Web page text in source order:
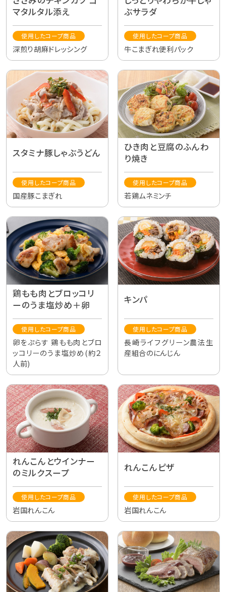
マタルタル添え
使用したコープ商品
深煎り胡麻ドレッシング
ぶサラダ
使用したコープ商品
牛こまぎれ便利パック
スタミナ豚しゃぶうどん
使用したコープ商品
国産豚こまぎれ
ひき肉と豆腐のふんわ
り焼き
使用したコープ商品
若鶏ムネミンチ
鶏もも肉とブロッコリ
ーのうま塩炒め＋卵
使用したコープ商品
卵をぷらす 鶏もも肉とブロ
ッコリーのうま塩炒め(約２
人前)
キンパ
使用したコープ商品
長崎ライフグリーン農法生
産組合のにんじん
れんこんとウインナー
のミルクスープ
使用したコープ商品
岩国れんこん
れんこんピザ
使用したコープ商品
岩国れんこん